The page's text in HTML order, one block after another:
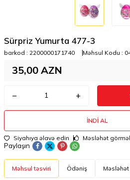
Sürpriz Yumurta 477-3
barkod : 2200000171740 Məhsul Kodu :
35,00 AZN
İNDI AL
Siyahıya əlavə edin Məsləhət
Paylaşın
Məhsul təsviri Ödəniş